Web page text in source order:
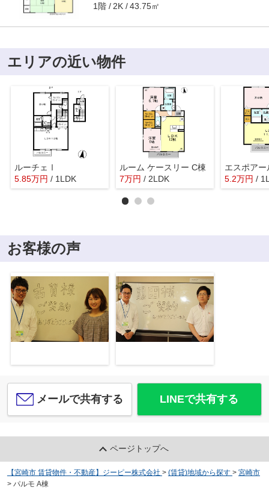
1階 2K 43.75㎡
エリアの近い物件
ルーチェⅠ
5.85万円 / 1LDK
ルーム ケースリー C棟
7万円 / 2LDK 5.2万円 /
お客様の声
メールで共有する LINEで共有する
ページトップへ
【宮崎市 賃貸物件・不動産】ジーピー株式会社 > (賃貸)地域から探す > 宮崎市
> パルモ A棟